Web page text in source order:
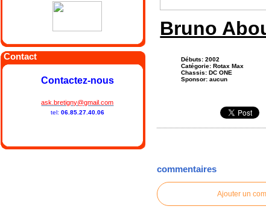
Contact
Contactez-nous
ask.bretigny@gmail.com
tel: 06.85.27.40.06
Bruno
Débuts: 2002
Catégorie: Rotax Max
Chassis: DC ONE
Sponsor: aucun
commentaires
Ajouter un